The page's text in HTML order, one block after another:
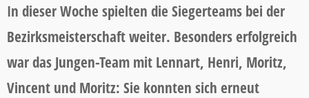
In dieser Woche spielten die Siegerteams bei der
Bezirksmeisterschaft weiter. Besonders erfolgreich
war das Jungen-Team mit Lennart, Henri, Moritz,
Vincent und Moritz: Sie konnten sich erneut